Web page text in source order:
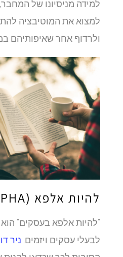
למידה מניסיונו של המחבר,
למצוא את המוטיבציה
ולרדוף אחר שאיפותיהם
להיות אלפא (ALPHA) בעסקים
"להיות אלפא בעסקים" הוא
לבעלי עסקים ויזמים.ניר